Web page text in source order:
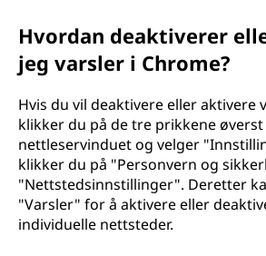
Hvordan deaktiverer
jeg varsler i Chrome?
Hvis du vil deaktivere eller aktivere
klikker du på de tre prikkene
nettleservinduet og velger
klikker du på "Personvern og
"Nettstedsinnstillinger". Deretter
"Varsler" for å aktivere eller
individuelle nettsteder.